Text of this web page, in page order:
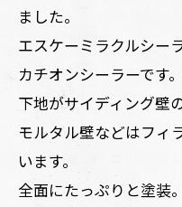
ました。
エスケーミラクルシー
カチオンシーラーです。
下地がサイディング壁
モルタル壁などはフィ
います。
全面にたっぷりと塗装。